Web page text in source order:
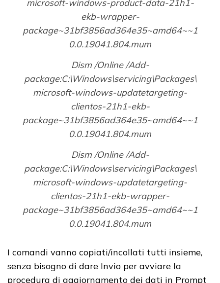
microsoft-windows-product-data-21h1-
ekb-wrapper-
package~31bf3856ad364e35~amd64~~1
0.0.19041.804.mum
Dism /Online /Add-
package:C:\Windows\servicing\Packages\
microsoft-windows-updatetargeting-
clientos-21h1-ekb-
package~31bf3856ad364e35~amd64~~1
0.0.19041.804.mum
Dism /Online /Add-
package:C:\Windows\servicing\Packages\
microsoft-windows-updatetargeting-
clientos-21h1-ekb-wrapper-
package~31bf3856ad364e35~amd64~~1
0.0.19041.804.mum
I comandi vanno copiati/incollati tutti insieme,
senza bisogno di dare Invio per avviare la
procedura di aggiornamento dei dati in Prompt